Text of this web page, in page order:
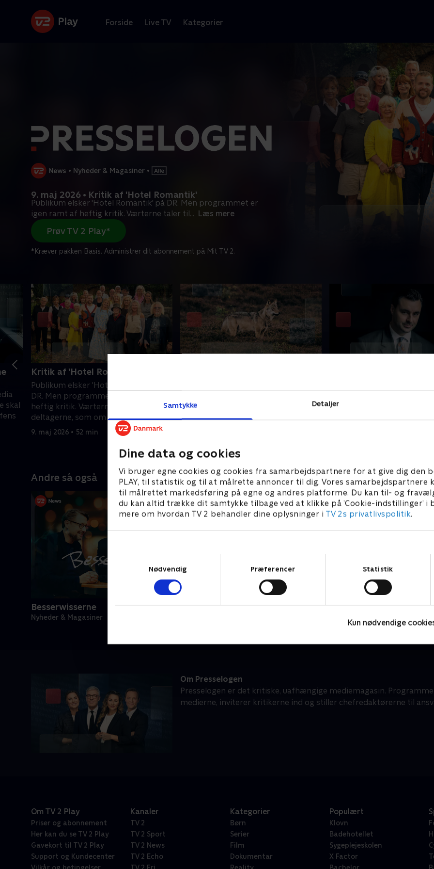
Samtykke Detaljer
Dine data og cookies
Vi bruger egne cookies og cookies fra samarbejdspartnere for at give dig den
PLAY, til statistik og til at målrette annoncer til dig. Vores samarbejdspartnere
til målrettet markedsføring på egne og andres platforme. Du kan til- og
du kan altid trække dit samtykke tilbage ved at klikke på ’Cookie-indstillinger’ i
mere om hvordan TV 2 behandler dine oplysninger i TV 2s privatlivspolitik.
Nødvendig
Præferencer Statistik
Kun nødvendige
Forside Live TV Kategorier
• Nyheder & Magasiner •
9. maj 2026 • Kritik af 'Hotel Romantik'
Publikum elsker 'Hotel Romantik' på DR. Men programmet er
igen ramt af heftig kritik. Værterne taler til... Læs mere
Prøv TV 2 Play*
*Kræver pakken Basis. Administrer dit abonnement på Mit TV 2.
skal
Kritik af 'Hotel Romantik'
Publikum elsker 'Hotel Romantik' på
DR. Men programmet er igen ramt af
heftig kritik. Værterne taler til
deltagerne, som om de var
pattebørn, lyder kritikken.
9. maj 2026 • 52 min
over, at et rovdyr opfører sig, som et
rovdyr nu gør? Debat med Sebastian
'Deadline' anklager
Andre så også
Besserwisserne
Nyheder & Magasiner
Om Presselogen
Presselogen er det kritiske, uafhængige mediemagasin.
medierne, inviterer kritikerne ind og stiller chefredaktørerne til
Om TV 2 Play
Priser og abonnement
Her kan du se TV 2 Play
Gavekort til TV 2 Play
Support og Kundecenter
Kanaler
TV 2
TV 2 Sport
TV 2 News
TV 2 Echo
Kategorier
Børn
Serier
Film
Dokumentar
Populært
Klovn
Badehotellet
Sygeplejeskolen
X Factor